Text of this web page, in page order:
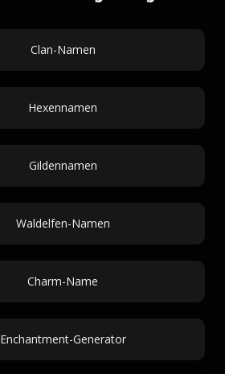
Clan-Namen
Hexennamen
Gildennamen
Waldelfen-Namen
Charm-Name
Enchantment-Generator